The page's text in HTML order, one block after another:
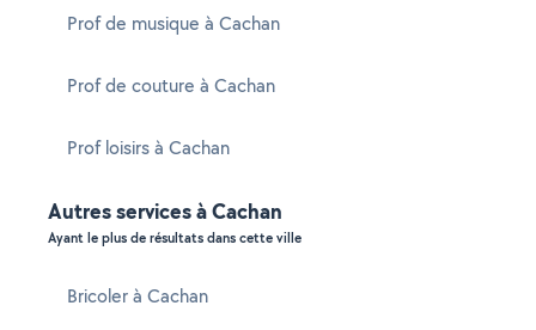
Prof de musique à Cachan
Prof de couture à Cachan
Prof loisirs à Cachan
Autres services à Cachan
Ayant le plus de résultats dans cette ville
Bricoler à Cachan